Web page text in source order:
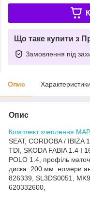
Що таке купити з
Замовлення під
Опис Характеристики
Опис
Комплект зчеплення
SEAT, CORDOBA / IBIZA
TDI, SKODA FABIA 1.4 I
POLO 1.4, профіль
диска: 200 мм. номери
826339, SL3DS0051,
620332600,